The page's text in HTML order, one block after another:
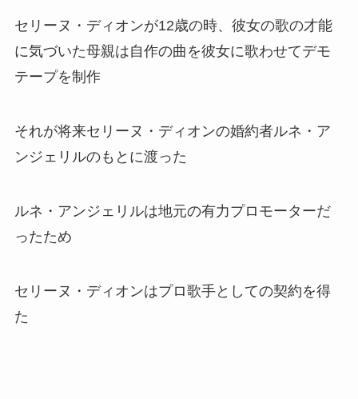
セリーヌ・ディオンが12歳の時、彼女の歌の才能
に気づいた母親は自作の曲を彼女に歌わせてデモ
テープを制作
それが将来セリーヌ・ディオンの婚約者ルネ・ア
ンジェリルのもとに渡った
ルネ・アンジェリルは地元の有力プロモーターだ
ったため
セリーヌ・ディオンはプロ歌手としての契約を得
た